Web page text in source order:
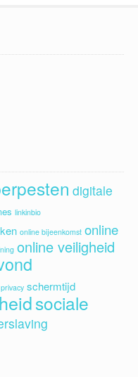
digitale
linkinbio
online bijeenkomst online
online veiligheid
privacy schermtijd
sociale